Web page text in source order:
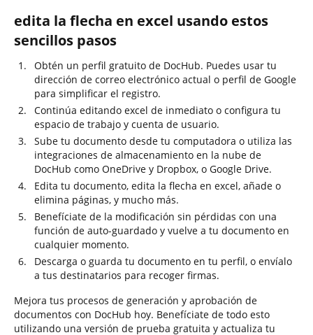
edita la flecha en excel usando estos
sencillos pasos
Obtén un perfil gratuito de DocHub. Puedes usar tu
dirección de correo electrónico actual o perfil de Google
para simplificar el registro.
Continúa editando excel de inmediato o configura tu
espacio de trabajo y cuenta de usuario.
Sube tu documento desde tu computadora o utiliza las
integraciones de almacenamiento en la nube de
DocHub como OneDrive y Dropbox, o Google Drive.
Edita tu documento, edita la flecha en excel, añade o
elimina páginas, y mucho más.
Benefíciate de la modificación sin pérdidas con una
función de auto-guardado y vuelve a tu documento en
cualquier momento.
Descarga o guarda tu documento en tu perfil, o envíalo
a tus destinatarios para recoger firmas.
Mejora tus procesos de generación y aprobación de
documentos con DocHub hoy. Benefíciate de todo esto
utilizando una versión de prueba gratuita y actualiza tu